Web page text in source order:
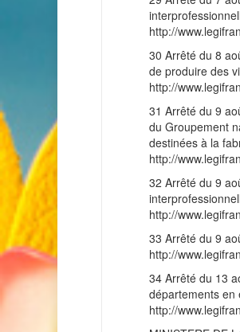
http://
30 Arrêté du 8
de produire des
http://
31 Arrêté du 9
du Groupement
destinées à la
http://
32 Arrêté du 9
http://
33 Arrêté du 9
http://
34 Arrêté du 13
départements en
http://